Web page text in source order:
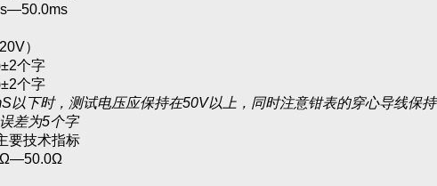
）
±2个字
±2个字
以下时，测试电压应保持在50V以上，同时注意钳表的穿心导线保持
差为5个字
要技术指标